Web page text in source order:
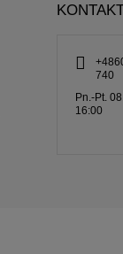
740
Pn.-Pt.
16:00